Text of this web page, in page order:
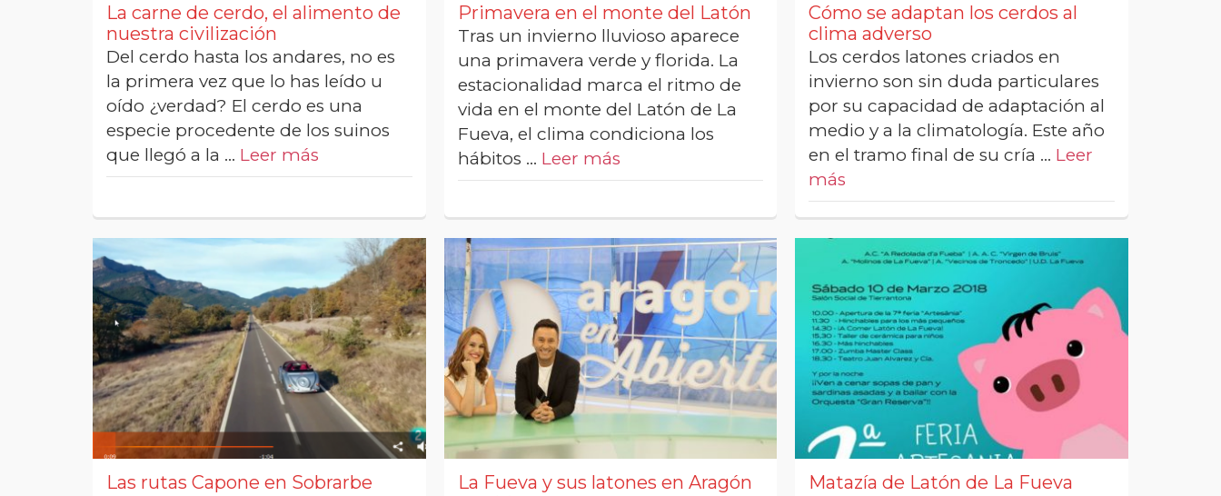
La carne de cerdo, el alimento de
nuestra civilización
Del cerdo hasta los andares, no es
la primera vez que lo has leído u
oído ¿verdad? El cerdo es una
especie procedente de los suinos
que llegó a la … Leer más
Primavera en el monte del Latón
Tras un invierno lluvioso aparece
una primavera verde y florida. La
estacionalidad marca el ritmo de
vida en el monte del Latón de La
Fueva, el clima condiciona los
hábitos … Leer más
Cómo se adaptan los cerdos al
clima adverso
Los cerdos latones criados en
invierno son sin duda particulares
por su capacidad de adaptación al
medio y a la climatología. Este año
en el tramo final de su cría … Leer
más
Las rutas Capone en Sobrarbe
La Fueva y sus latones en Aragón
Matazía de Latón de La Fueva